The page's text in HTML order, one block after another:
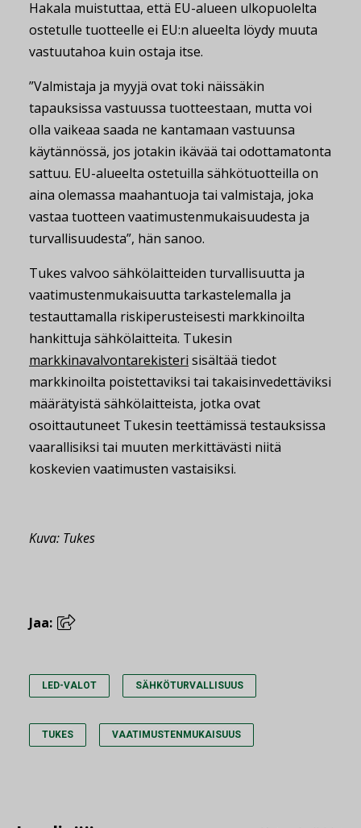
Hakala muistuttaa, että EU-alueen ulkopuolelta
ostetulle tuotteelle ei EU:n alueelta löydy muuta
vastuutahoa kuin ostaja itse.
”Valmistaja ja myyjä ovat toki näissäkin
tapauksissa vastuussa tuotteestaan, mutta voi
olla vaikeaa saada ne kantamaan vastuunsa
käytännössä, jos jotakin ikävää tai odottamatonta
sattuu. EU-alueelta ostetuilla sähkötuotteilla on
aina olemassa maahantuoja tai valmistaja, joka
vastaa tuotteen vaatimustenmukaisuudesta ja
turvallisuudesta”, hän sanoo.
Tukes valvoo sähkölaitteiden turvallisuutta ja
vaatimustenmukaisuutta tarkastelemalla ja
testauttamalla riskiperusteisesti markkinoilta
hankittuja sähkölaitteita. Tukesin
markkinavalvontarekisteri sisältää tiedot
markkinoilta poistettaviksi tai takaisinvedettäviksi
määrätyistä sähkölaitteista, jotka ovat
osoittautuneet Tukesin teettämissä testauksissa
vaarallisiksi tai muuten merkittävästi niitä
koskevien vaatimusten vastaisiksi.
Kuva: Tukes
Jaa:
LED-VALOT SÄHKÖTURVALLISUUS
TUKES VAATIMUSTENMUKAISUUS